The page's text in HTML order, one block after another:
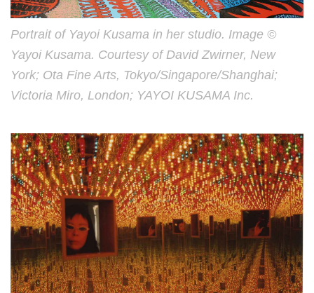
Portrait of Yayoi Kusama in her studio. Image ©
Yayoi Kusama. Courtesy of David Zwirner, New
York; Ota Fine Arts, Tokyo/Singapore/Shanghai;
Victoria Miro, London; YAYOI KUSAMA Inc.